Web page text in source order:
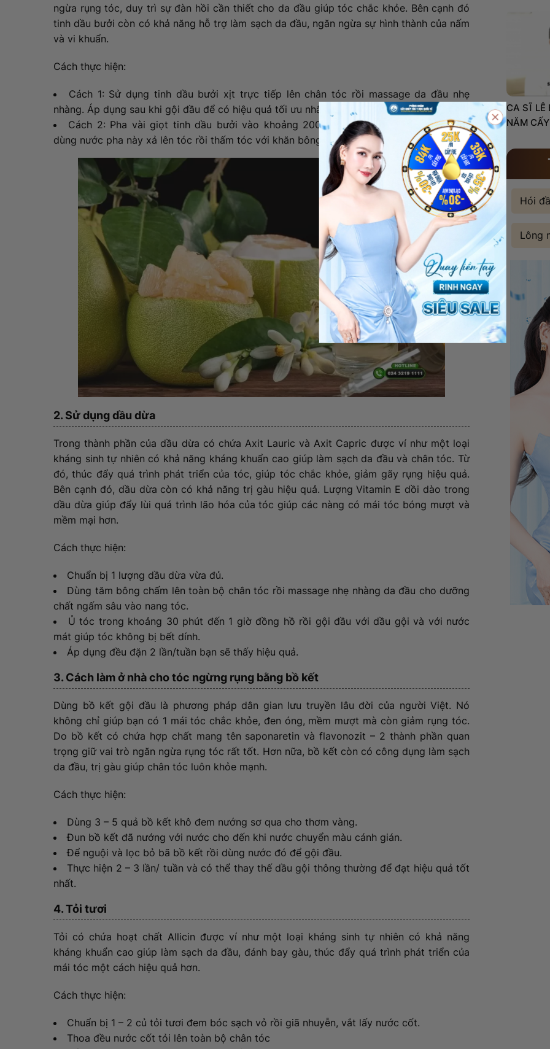
ngừa rụng tóc, duy trì sự đàn hồi cần thiết cho da đầu giúp tóc chắc khỏe. Bên cạnh đó
tinh dầu bưởi còn có khả năng hỗ trợ làm sạch da đầu, ngăn ngừa sự hình thành của nấm
và vi khuẩn.
Cách thực hiện:
Cách 1: Sử dụng tinh dầu bưởi xịt trực tiếp lên chân tóc rồi massage da đầu nhẹ
nhàng. Áp dụng sau khi gội đầu để có hiệu quả tối ưu nhất.
Cách 2: Pha vài giọt tinh dầu bưởi vào khoảng 200ml nước sạch. Sau khi gội đầu
dùng nước pha này xả lên tóc rồi thấm tóc với khăn bông mềm và đợi tóc tự khô.
2. Sử dụng dầu dừa
Trong thành phần của dầu dừa có chứa Axit Lauric và Axit Capric được ví như một loại
kháng sinh tự nhiên có khả năng kháng khuẩn cao giúp làm sạch da đầu và chân tóc. Từ
đó, thúc đẩy quá trình phát triển của tóc, giúp tóc chắc khỏe, giảm gãy rụng hiệu quả.
Bên cạnh đó, dầu dừa còn có khả năng trị gàu hiệu quả. Lượng Vitamin E dồi dào trong
dầu dừa giúp đẩy lùi quá trình lão hóa của tóc giúp các nàng có mái tóc bóng mượt và
mềm mại hơn.
Cách thực hiện:
Chuẩn bị 1 lượng dầu dừa vừa đủ.
Dùng tăm bông chấm lên toàn bộ chân tóc rồi massage nhẹ nhàng da đầu cho dưỡng
chất ngấm sâu vào nang tóc.
Ủ tóc trong khoảng 30 phút đến 1 giờ đồng hồ rồi gội đầu với dầu gội và với nước
mát giúp tóc không bị bết dính.
Áp dụng đều đặn 2 lần/tuần bạn sẽ thấy hiệu quả.
3. Cách làm ở nhà cho tóc ngừng rụng bằng bồ kết
Dùng bồ kết gội đầu là phương pháp dân gian lưu truyền lâu đời của người Việt. Nó
không chỉ giúp bạn có 1 mái tóc chắc khỏe, đen óng, mềm mượt mà còn giảm rụng tóc.
Do bồ kết có chứa hợp chất mang tên saponaretin và flavonozit – 2 thành phần quan
trọng giữ vai trò ngăn ngừa rụng tóc rất tốt. Hơn nữa, bồ kết còn có công dụng làm sạch
da đầu, trị gàu giúp chân tóc luôn khỏe mạnh.
Cách thực hiện:
Dùng 3 – 5 quả bồ kết khô đem nướng sơ qua cho thơm vàng.
Đun bồ kết đã nướng với nước cho đến khi nước chuyển màu cánh gián.
Để nguội và lọc bỏ bã bồ kết rồi dùng nước đó để gội đầu.
Thực hiện 2 – 3 lần/ tuần và có thể thay thế dầu gội thông thường để đạt hiệu quả tốt
nhất.
4. Tỏi tươi
Tỏi có chứa hoạt chất Allicin được ví như một loại kháng sinh tự nhiên có khả năng
kháng khuẩn cao giúp làm sạch da đầu, đánh bay gàu, thúc đẩy quá trình phát triển của
mái tóc một cách hiệu quả hơn.
Cách thực hiện:
Chuẩn bị 1 – 2 củ tỏi tươi đem bóc sạch vỏ rồi giã nhuyễn, vắt lấy nước cốt.
Thoa đều nước cốt tỏi lên toàn bộ chân tóc
CA SĨ LÊ
NĂM
Hói
Lông